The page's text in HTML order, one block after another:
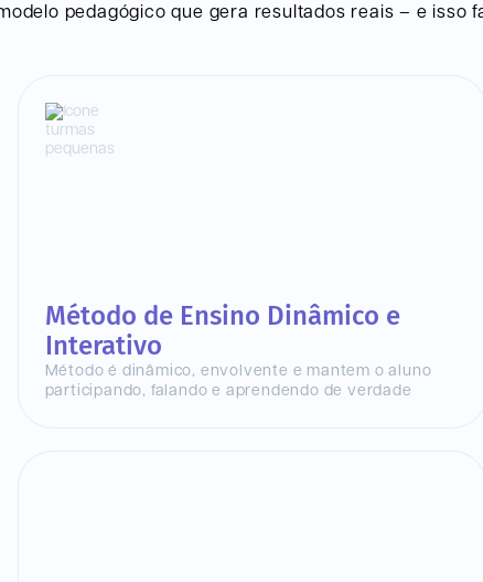
pedagógico que gera resultados reais – e isso
Método de Ensino Dinâmico e
Interativo
Método é dinâmico, envolvente e mantem o aluno
participando, falando e aprendendo de verdade